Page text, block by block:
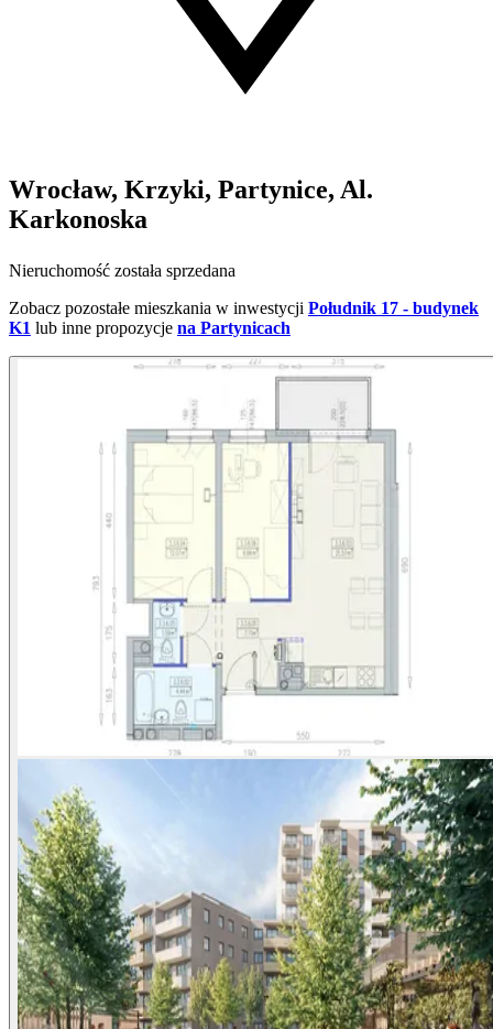
Wrocław, Krzyki, Partynice, Al.
Karkonoska
Nieruchomość została sprzedana
Zobacz pozostałe mieszkania w inwestycji Południk 17 - budynek
K1 lub inne propozycje na Partynicach